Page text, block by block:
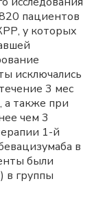
пациентов
у которых
исключались
3 мес
а также при
чем 3
1-й
в
были
в группы